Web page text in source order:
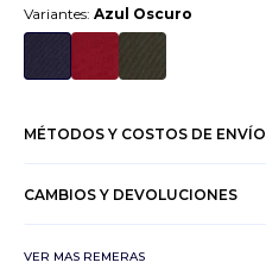
Variantes: Azul Oscuro
MÉTODOS Y COSTOS DE ENVÍO
CAMBIOS Y DEVOLUCIONES
VER MAS REMERAS